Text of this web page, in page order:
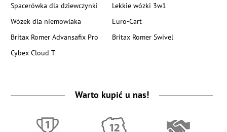
Spacerówka dla dziewczynki
Lekkie wózki 3w1
Wózek dla niemowlaka
Euro-Cart
Britax Romer Advansafix Pro
Britax Romer Swivel
Cybex Cloud T
Warto kupić u nas!